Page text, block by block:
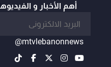
أهم الأخبار و
@mtvlebanonnews